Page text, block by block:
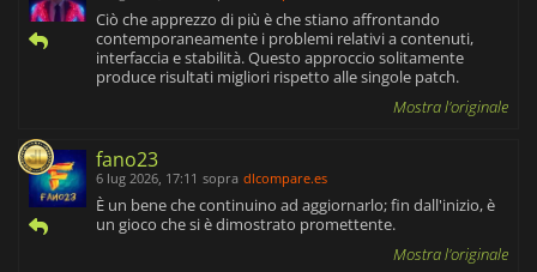
Ciò che apprezzo di più è che stiano affrontando
contemporaneamente i problemi relativi a contenuti,
interfaccia e stabilità. Questo approccio solitamente
produce risultati migliori rispetto alle singole patch.
Mostra l'originale
fano23
6 lug 2026, 17:11 sopra dlcompare.es
È un bene che continuino ad aggiornarlo; fin dall'inizio, è
un gioco che si è dimostrato promettente.
Mostra l'originale